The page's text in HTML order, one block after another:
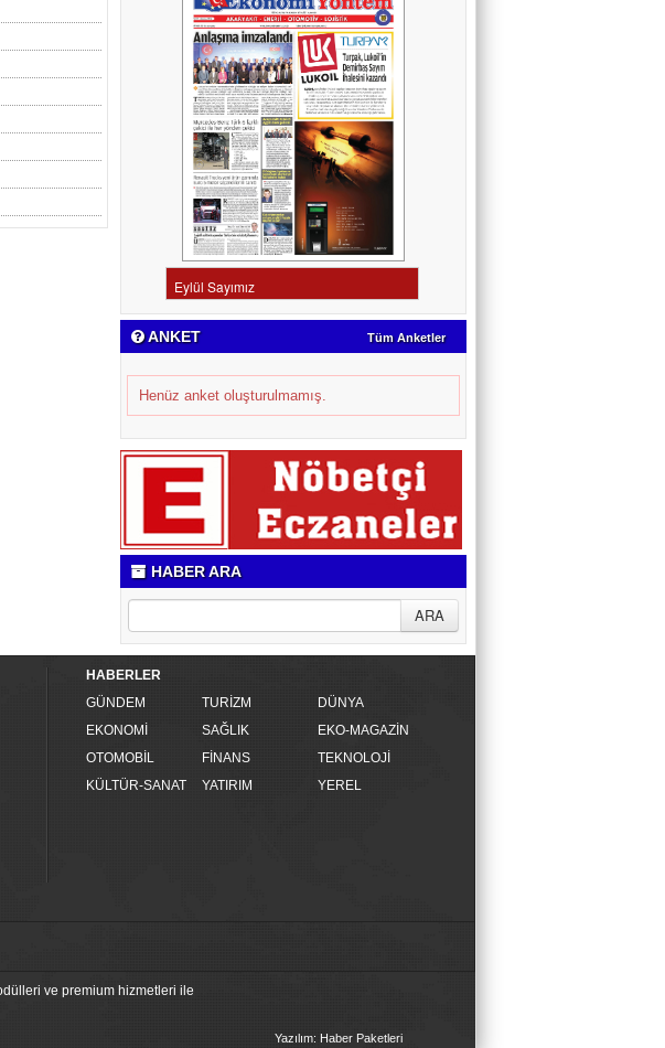
ANKET Tüm Anketler
Henüz anket oluşturulmamış.
HABER ARA
HABERLER
GÜNDEM
TURİZM
DÜNYA
EKONOMİ
SAĞLIK
EKO-MAGAZİN
OTOMOBİL
FİNANS
TEKNOLOJİ
KÜLTÜR-SANAT
YATIRIM YEREL
ve premium hizmetleri ile
Yazılım: Haber Paketleri